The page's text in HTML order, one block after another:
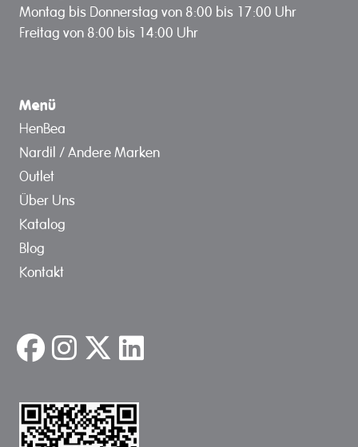
Montag bis Donnerstag von 8:00 bis 17:00 Uhr
Freitag von 8:00 bis 14:00 Uhr
Menü
HenBea
Nardil / Andere Marken
Outlet
Über Uns
Katalog
Blog
Kontakt